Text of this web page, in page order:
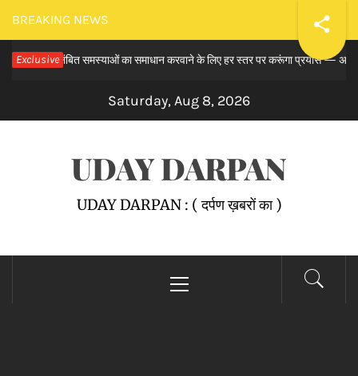
Skip
to
content
BREAKING NEWS
Exclusive
से लंबित समस्याओं का समाधान करवाने के लिए हर स्तर पर करूंगा प्रयास — अमित तनेजा
Saturday, Aug 8, 2026
UDAY DARPAN
UDAY DARPAN : ( दर्पण ख़बरों का )
Menu